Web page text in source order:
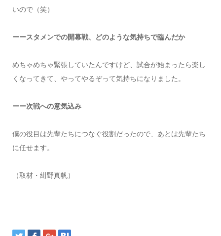
いので（笑）
ーースタメンでの開幕戦、どのような気持ちで臨んだか
めちゃめちゃ緊張していたんですけど、試合が始まったら楽し
くなってきて、やってやるぞって気持ちになりました。
ーー次戦への意気込み
僕の役目は先輩たちにつなぐ役割だったので、あとは先輩たち
に任せます。
（取材・紺野真帆）